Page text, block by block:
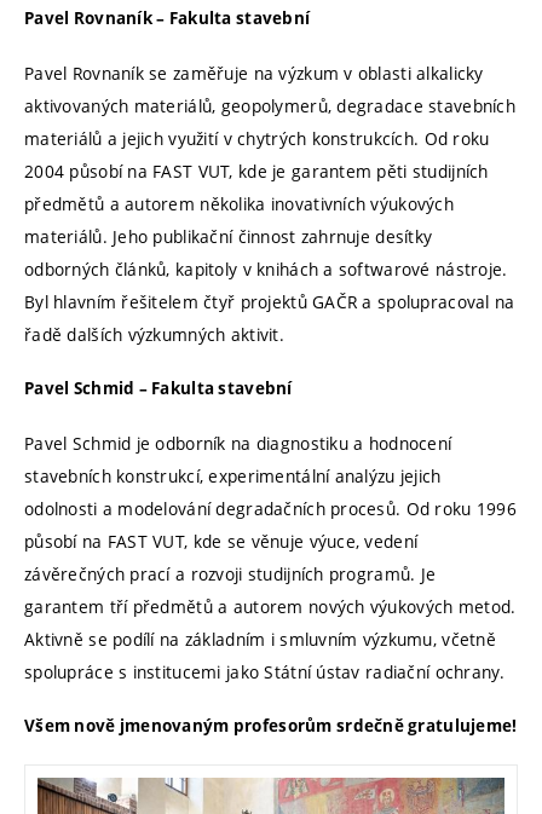
Pavel Rovnaník – Fakulta stavební
Pavel Rovnaník se zaměřuje na výzkum v oblasti alkalicky
aktivovaných materiálů, geopolymerů, degradace stavebních
materiálů a jejich využití v chytrých konstrukcích. Od roku
2004 působí na FAST VUT, kde je garantem pěti studijních
předmětů a autorem několika inovativních výukových
materiálů. Jeho publikační činnost zahrnuje desítky
odborných článků, kapitoly v knihách a softwarové nástroje.
Byl hlavním řešitelem čtyř projektů GAČR a spolupracoval na
řadě dalších výzkumných aktivit.
Pavel Schmid – Fakulta stavební
Pavel Schmid je odborník na diagnostiku a hodnocení
stavebních konstrukcí, experimentální analýzu jejich
odolnosti a modelování degradačních procesů. Od roku 1996
působí na FAST VUT, kde se věnuje výuce, vedení
závěrečných prací a rozvoji studijních programů. Je
garantem tří předmětů a autorem nových výukových metod.
Aktivně se podílí na základním i smluvním výzkumu, včetně
spolupráce s institucemi jako Státní ústav radiační ochrany.
Všem nově jmenovaným profesorům srdečně gratulujeme!